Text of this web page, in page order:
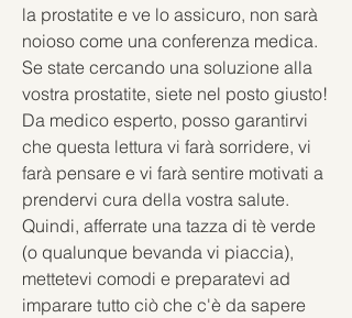
la prostatite e ve lo assicuro, non sarà
noioso come una conferenza medica.
Se state cercando una soluzione alla
vostra prostatite, siete nel posto giusto!
Da medico esperto, posso garantirvi
che questa lettura vi farà sorridere, vi
farà pensare e vi farà sentire motivati a
prendervi cura della vostra salute.
Quindi, afferrate una tazza di tè verde
(o qualunque bevanda vi piaccia),
mettetevi comodi e preparatevi ad
imparare tutto ciò che c'è da sapere